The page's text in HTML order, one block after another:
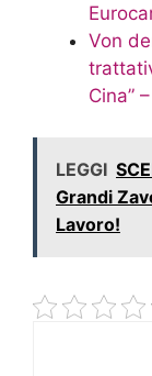
Von
Cina”
LEGGI
Grandi
Lavoro!